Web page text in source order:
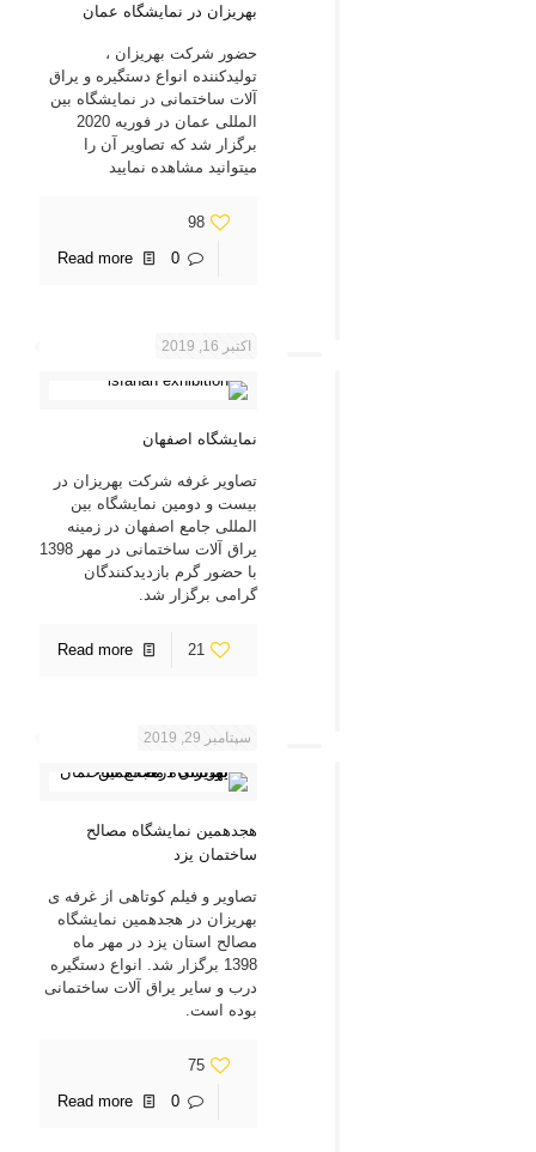
بهریزان در نمایشگاه عمان
حضور شرکت بهریزان ،
تولیدکننده انواع دستگیره و یراق
آلات ساختمانی در نمایشگاه بین
المللی عمان در فوریه 2020
برگزار شد که تصاویر آن را
میتوانید مشاهده نمایید
98
0
Read more
اکتبر 16, 2019
نمایشگاه اصفهان
تصاویر غرفه شرکت بهریزان در
بیست و دومین نمایشگاه بین
المللی جامع اصفهان در زمینه
یراق آلات ساختمانی در مهر 1398
با حضور گرم بازدیدکنندگان
گرامی برگزار شد.
21
Read more
سپتامبر 29, 2019
هجدهمین نمایشگاه مصالح
ساختمان یزد
تصاویر و فیلم کوتاهی از غرفه ی
بهریزان در هجدهمین نمایشگاه
مصالح استان یزد در مهر ماه
1398 برگزار شد. انواع دستگیره
درب و سایر یراق آلات ساختمانی
بوده است.
75
0
Read more